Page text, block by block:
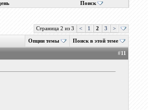
Поиск
Страница 2 из 3 < 1 2 3 >
Опции темы Поиск в этой теме
#11